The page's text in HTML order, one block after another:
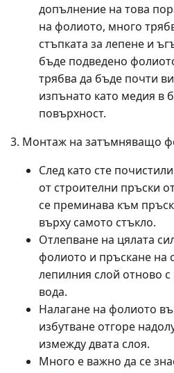
допълнение на това
на фолиото, много
стъпката за лепене и
бъде подведено
трябва да бъде почти
изпънато като медия в
повърхност.
Монтаж на затъмняващо
След като сте
от строителни пръски
се преминава към
върху самото стъкло.
Отлепване на цялата
фолиото и пръскане на
лепилния слой отново
вода.
Налагане на фолиото
избутване отгоре
измежду двата слоя.
Много е важно да се